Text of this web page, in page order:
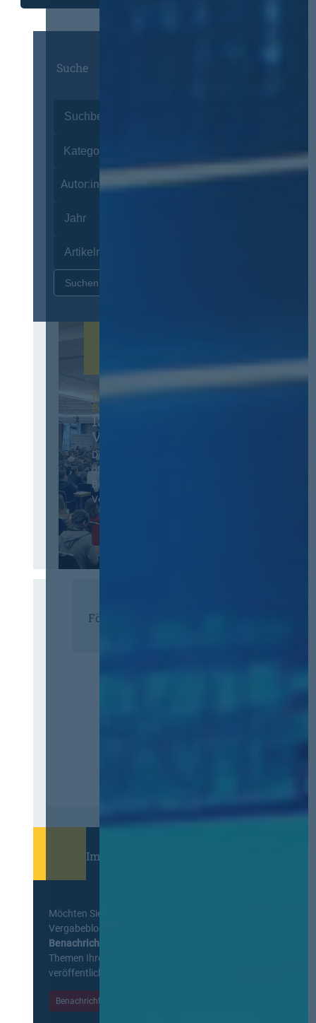
Suche
Autor:innen
12. & 13. November 2026 in
Berlin
13. Deutscher
Vergabetag
Der Jahreskongress für
öffentliches
Beschaffungswesen und
Vergaberecht
Förderer
Immer informiert bleiben!
Möchten Sie keine Neuigkeiten aus dem
Vergabeblog verpassen? Per
Benachrichtigung
Themen Ihrer Wahl, sobald neue Beiträge
veröffentlicht werden.
Benachrichtigungen aktivieren